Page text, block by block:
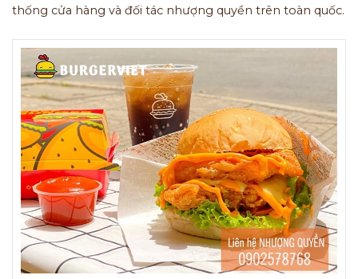
thống cửa hàng và đối tác nhượng quyền trên toàn quốc.